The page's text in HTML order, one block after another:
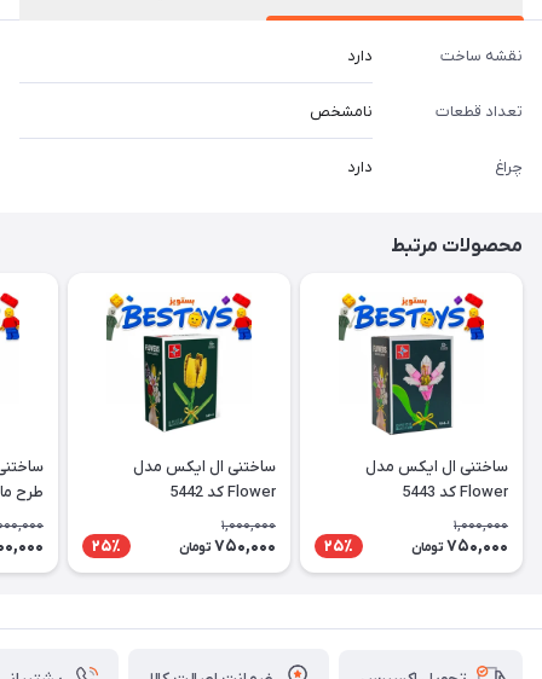
نقشه ساخت دارد
تعداد قطعات نامشخص
چراغ دارد
محصولات مرتبط
ساختنی ال ایکس مدل
Flower کد 5443
1,000,000
750,000 تومان 25٪
ساختنی ال ایکس مدل
Flower کد 5442
1,000,000
750,000 تومان 25٪
طرح